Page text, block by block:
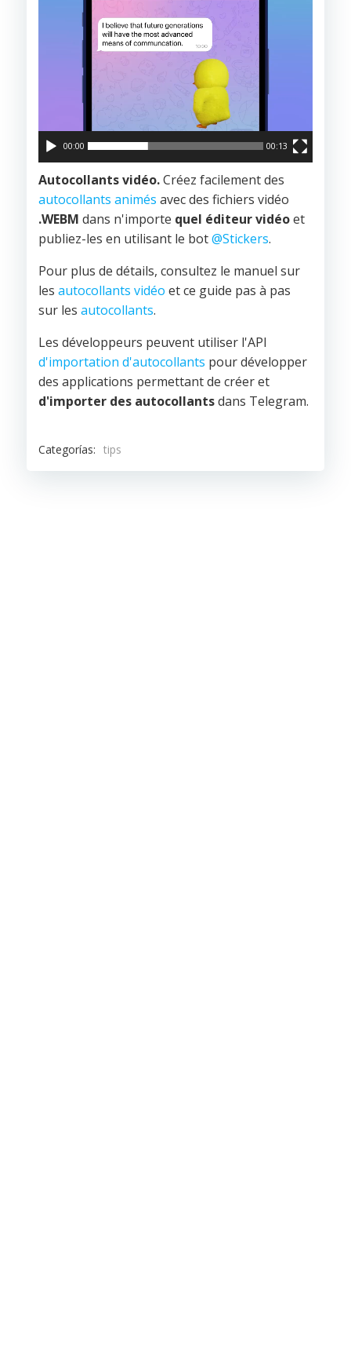
00:00 00:13
Autocollants vidéo.Créez facilement des
autocollants animés avec des fichiers vidéo
.WEBM dans n'importe quel éditeur vidéoet
publiez-les en utilisant le bot@Stickers.
Pour plus de détails, consultez le manuel sur
les autocollants vidéo et ce guide pas à pas
sur les autocollants.
Les développeurs peuvent utiliser l'API
d'importation d'autocollants pour développer
des applications permettant de créer et
d'importer des autocollantsdans Telegram.
Categorías: tips